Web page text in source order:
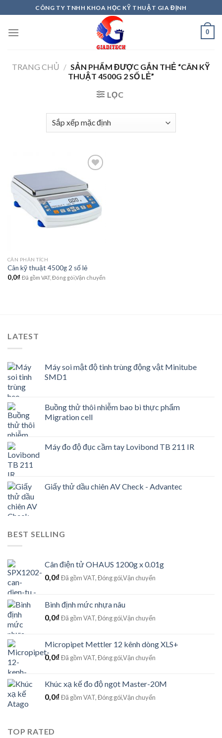
to
content
CÔNG TY TNHH KHOA HỌC KỸ THUẬT GIA ĐỊNH
0
TRANG CHỦ / SẢN PHẨM ĐƯỢC GẮN THẺ “CÂN KỸ
THUẬT 4500G 2 SỐ LẺ”
LỌC
Add to
wishlist
CÂN PHÂN TÍCH
Cân kỹ thuật 4500g 2 số lẻ
0,0₫ Đã gồm VAT, Đóng gói,Vận chuyển
LATEST
Máy soi mật độ tinh trùng động vật Minitube
SMD1
Buồng thử thôi nhiễm bao bì thực phẩm
Migration cell
Máy đo độ đục cầm tay Lovibond TB 211 IR
Giấy thử dầu chiên AV Check - Advantec
BEST SELLING
Cân điện tử OHAUS 1200g x 0.01g
0,0₫Đã gồm VAT, Đóng gói,Vận chuyển
Bình định mức nhựa nâu
0,0₫Đã gồm VAT, Đóng gói,Vận chuyển
Micropipet Mettler 12 kênh dòng XLS+
0,0₫Đã gồm VAT, Đóng gói,Vận chuyển
Khúc xạ kế đo độ ngọt Master-20M
0,0₫Đã gồm VAT, Đóng gói,Vận chuyển
TOP RATED